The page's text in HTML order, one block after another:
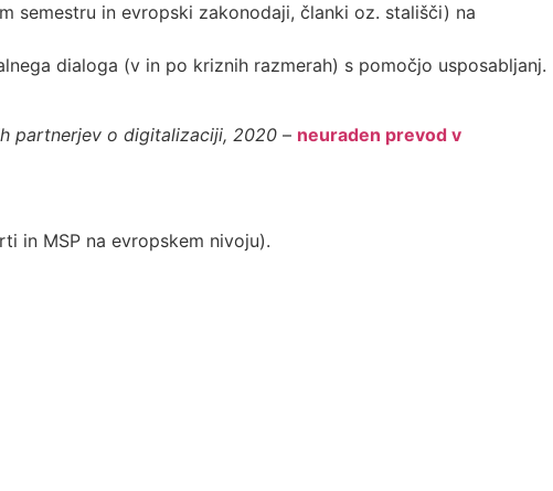
semestru in evropski zakonodaji, članki oz. stališči) na
dialoga (v in po kriznih razmerah) s pomočjo usposabljanj.
partnerjev o digitalizaciji, 2020 – neuraden prevod v
in MSP na evropskem nivoju).